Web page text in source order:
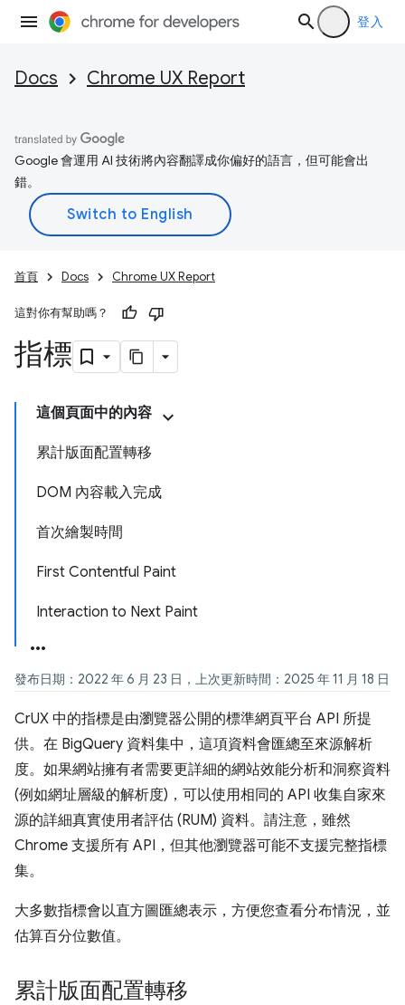
登入
Docs Chrome UX Report
Google 會運用 AI 技術將內容翻譯成你偏好的語言，但可能會出
錯。
首頁 Docs Chrome UX Report
這對你有幫助嗎？
指標
這個頁面中的內容
累計版面配置轉移
DOM 內容載入完成
首次繪製時間
First Contentful Paint
Interaction to Next Paint
發布日期：2022 年 6 月 23 日，上次更新時間：2025 年 11 月 18 日
CrUX 中的指標是由瀏覽器公開的標準網頁平台 API 所提
供。在 BigQuery 資料集中，這項資料會匯總至來源解析
度。如果網站擁有者需要更詳細的網站效能分析和洞察資料
(例如網址層級的解析度)，可以使用相同的 API 收集自家來
源的詳細真實使用者評估 (RUM) 資料。請注意，雖然
Chrome 支援所有 API，但其他瀏覽器可能不支援完整指標
集。
大多數指標會以直方圖匯總表示，方便您查看分布情況，並
估算百分位數值。
累計版面配置轉移